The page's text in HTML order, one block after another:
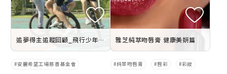
追夢得主追蹤回顧_飛行少年獨輪車計畫
安麗希望工場慈善基金會
雅芝純萃吻唇膏 健康美妍篇
純萃吻唇膏 唇彩 彩妝